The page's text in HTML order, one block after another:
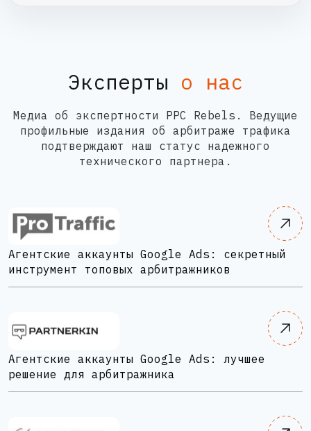
Эксперты о нас
Медиа об экспертности PPC Rebels. Ведущие
профильные издания об арбитраже трафика
подтверждают наш статус надежного
технического партнера.
Агентские аккаунты Google Ads: секретный
инструмент топовых арбитражников
Агентские аккаунты Google Ads: лучшее
решение для арбитражника